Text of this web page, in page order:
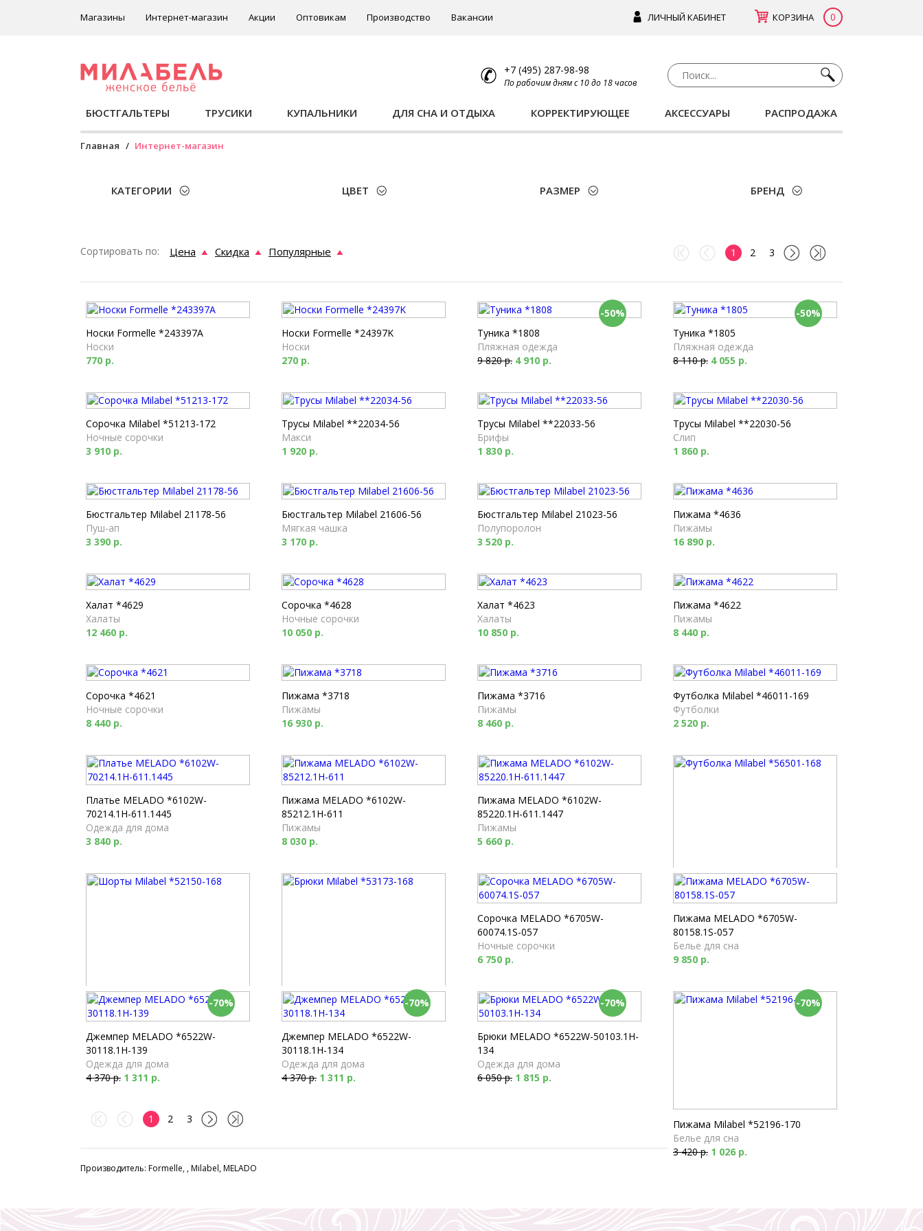
ЛИЧНЫЙ КАБИНЕТ КОРЗИНА 0
Магазины Интернет-магазин Акции Оптовикам Производство Вакансии
+7 (495) 287-98-98
По рабочим дням с 10 до 18 часов
БЮСТГАЛЬТЕРЫ ТРУСИКИ КУПАЛЬНИКИ ДЛЯ СНА И ОТДЫХА КОРРЕКТИРУЮЩЕЕ АКСЕССУАРЫ РАСПРОДАЖА
Главная Интернет-магазин
КАТЕГОРИИ ЦВЕТ РАЗМЕР БРЕНД
Сортировать по: Цена Скидка Популярные 1 2 3
Носки Formelle *243397A
Носки
770 р.
Носки Formelle *24397K
Носки
270 р.
-50%
Туника *1808
Пляжная одежда
9 820 р. 4 910 р.
-50%
Туника *1805
Пляжная одежда
8 110 р. 4 055 р.
Сорочка Milabel *51213-172
Ночные сорочки
3 910 р.
Трусы Milabel **22034-56
Макси
1 920 р.
Трусы Milabel **22033-56
Брифы
1 830 р.
Трусы Milabel **22030-56
Слип
1 860 р.
Бюстгальтер Milabel 21178-56
Пуш-ап
3 390 р.
Бюстгальтер Milabel 21606-56
Мягкая чашка
3 170 р.
Бюстгальтер Milabel 21023-56
Полупоролон
3 520 р.
Пижама *4636
Пижамы
16 890 р.
Халат *4629
Халаты
12 460 р.
Сорочка *4628
Ночные сорочки
10 050 р.
Халат *4623
Халаты
10 850 р.
Пижама *4622
Пижамы
8 440 р.
Сорочка *4621
Ночные сорочки
8 440 р.
Пижама *3718
Пижамы
16 930 р.
Пижама *3716
Пижамы
8 460 р.
Футболка Milabel *46011-169
Футболки
2 520 р.
Платье MELADO *6102W-
70214.1H-611.1445
Одежда для дома
3 840 р.
Пижама MELADO *6102W-
85212.1H-611
Пижамы
8 030 р.
Пижама MELADO *6102W-
85220.1H-611.1447
Пижамы
5 660 р.
Футболка Milabel *56501-168
Футболки
1 790 р.
Шорты Milabel *52150-168
Пижамы
2 610 р.
Брюки Milabel *53173-168
Пижамы
4 040 р.
Сорочка MELADO *6705W-
60074.1S-057
Ночные сорочки
6 750 р.
Пижама MELADO *6705W-
80158.1S-057
Белье для сна
9 850 р.
-70%
Джемпер MELADO *6522W-
30118.1H-139
Одежда для дома
4 370 р. 1 311 р.
-70%
Джемпер MELADO *6522W-
30118.1H-134
Одежда для дома
4 370 р. 1 311 р.
-70%
Брюки MELADO *6522W-50103.1H-
134
Одежда для дома
6 050 р. 1 815 р.
-70%
Пижама Milabel *52196-170
Белье для сна
3 420 р. 1 026 р.
1 2 3
Производитель: Formelle, , Milabel, MELADO